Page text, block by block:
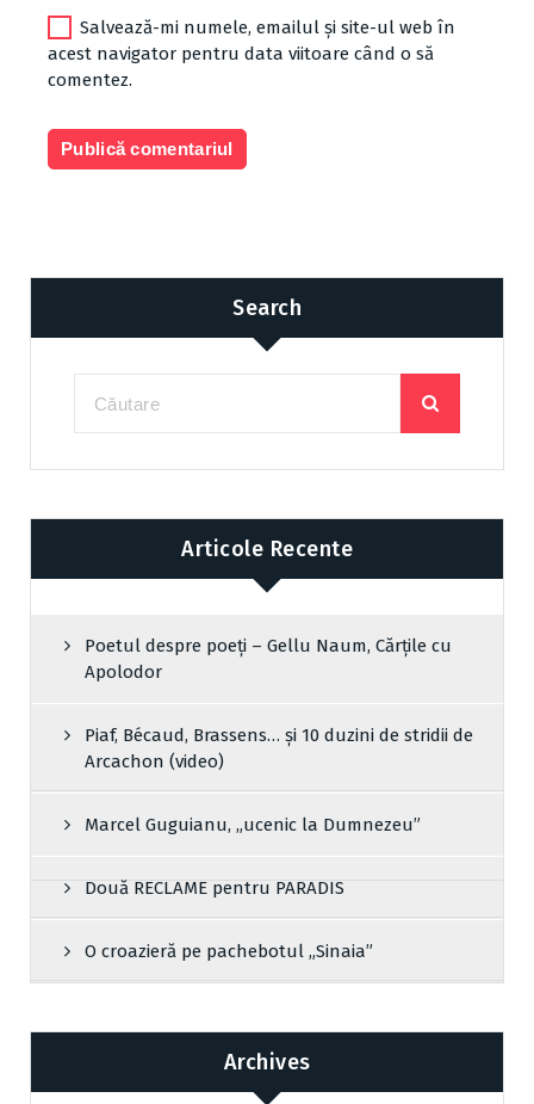
Salvează-mi numele, emailul și site-ul web în
acest navigator pentru data viitoare când o să
comentez.
Search
Articole Recente
Poetul despre poeți – Gellu Naum, Cărțile cu
Apolodor
Piaf, Bécaud, Brassens… și 10 duzini de stridii de
Arcachon (video)
Marcel Guguianu, „ucenic la Dumnezeu”
Două RECLAME pentru PARADIS
O croazieră pe pachebotul „Sinaia”
Archives